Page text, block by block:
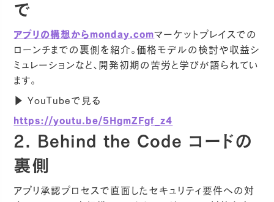
で
アプリの構想からmonday.comマーケットプレイスでの
ローンチまでの裏側を紹介。価格モデルの検討や収益シ
ミュレーションなど、開発初期の苦労と学びが語られてい
ます。
▶ YouTubeで見る
https://youtu.be/5HgmZFgf_z4
2. Behind the Code コードの
裏側
アプリ承認プロセスで直面したセキュリティ要件への対